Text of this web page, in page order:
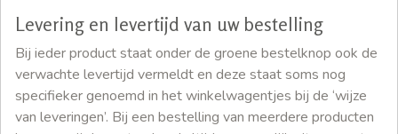
Levering en levertijd van uw bestelling
Bij ieder product staat onder de groene bestelknop ook de
verwachte levertijd vermeldt en deze staat soms nog
specifieker genoemd in het winkelwagentjes bij de ‘wijze
van leveringen’. Bij een bestelling van meerdere producten